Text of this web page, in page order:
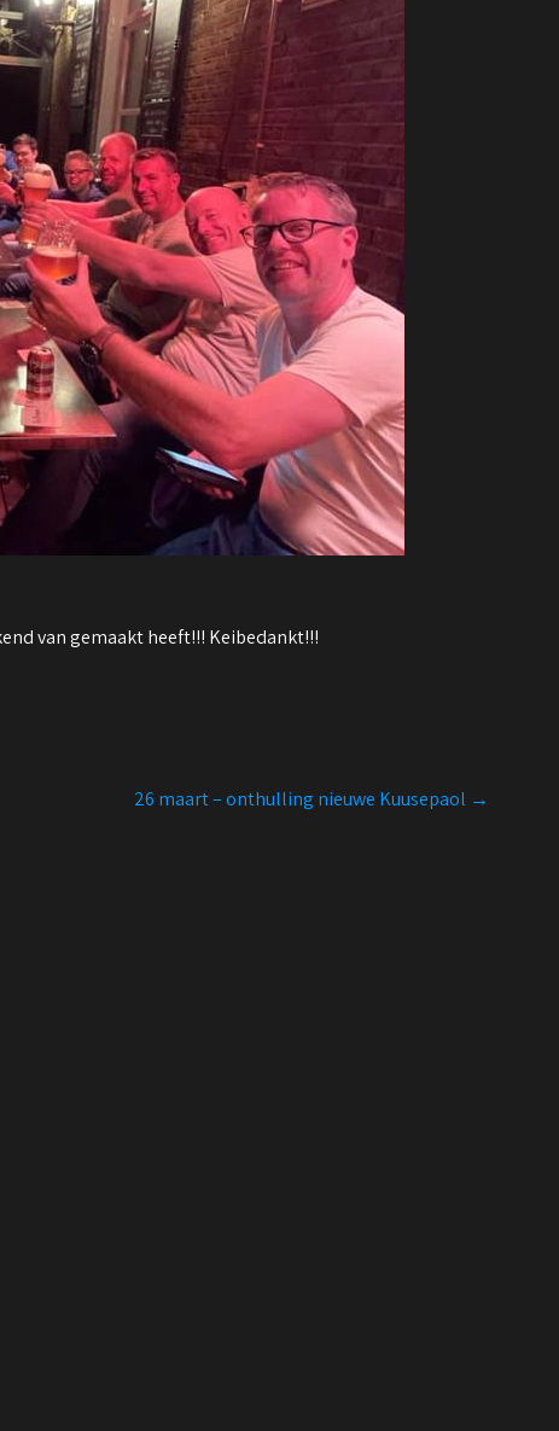
van gemaakt heeft!!! Keibedankt!!!
26 maart – onthulling nieuwe Kuusepaol →